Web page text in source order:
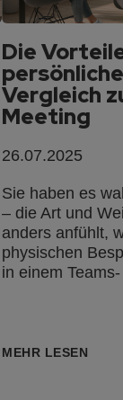
Die
Vergleich
Meeting
26.07.2025
Sie haben es
– die Art und
anders anfühlt,
physischen
in einem
MEHR LESEN